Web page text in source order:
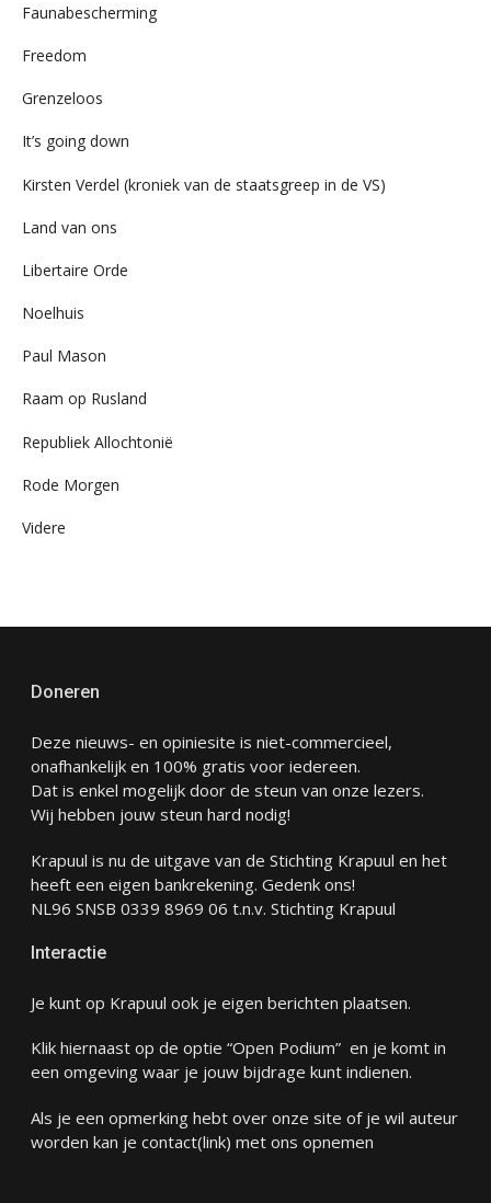
Faunabescherming
Freedom
Grenzeloos
It’s going down
Kirsten Verdel (kroniek van de staatsgreep in de VS)
Land van ons
Libertaire Orde
Noelhuis
Paul Mason
Raam op Rusland
Republiek Allochtonië
Rode Morgen
Videre
Doneren
Deze nieuws- en opiniesite is niet-commercieel,
onafhankelijk en 100% gratis voor iedereen.
Dat is enkel mogelijk door de steun van onze lezers.
Wij hebben jouw steun hard nodig!
Krapuul is nu de uitgave van de Stichting Krapuul en het
heeft een eigen bankrekening. Gedenk ons!
NL96 SNSB 0339 8969 06 t.n.v. Stichting Krapuul
Interactie
Je kunt op Krapuul ook je eigen berichten plaatsen.
Klik hiernaast op de optie “Open Podium” en je komt in
een omgeving waar je jouw bijdrage kunt indienen.
Als je een opmerking hebt over onze site of je wil auteur
worden kan je contact(link) met ons opnemen